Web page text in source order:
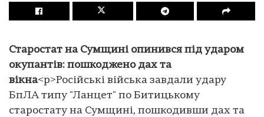
Старостат на Сумщині опинився під ударом
окупантів: пошкоджено дах та
вікна<p>Російські війська завдали удару
БпЛА типу "Ланцет" по Битицькому
старостату на Сумщині, пошкодивши дах та